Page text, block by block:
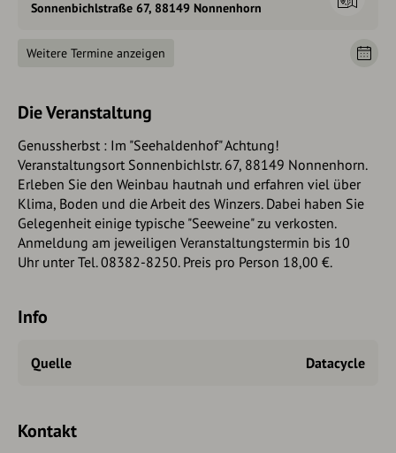
Sonnenbichlstraße 67, 88149 Nonnenhorn
Weitere Termine anzeigen
Die Veranstaltung
Genussherbst : Im "Seehaldenhof" Achtung!
Veranstaltungsort Sonnenbichlstr. 67, 88149 Nonnenhorn.
Erleben Sie den Weinbau hautnah und erfahren viel über
Klima, Boden und die Arbeit des Winzers. Dabei haben Sie
Gelegenheit einige typische "Seeweine" zu verkosten.
Anmeldung am jeweiligen Veranstaltungstermin bis 10
Uhr unter Tel. 08382-8250. Preis pro Person 18,00 €.
Info
Quelle Datacycle
Kontakt